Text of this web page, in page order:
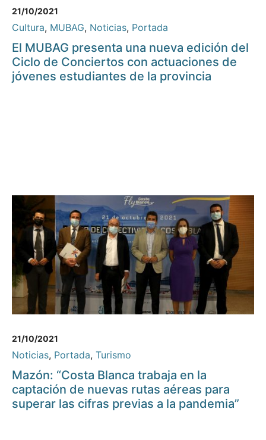
21/10/2021
Cultura, MUBAG, Noticias, Portada
El MUBAG presenta una nueva edición del
Ciclo de Conciertos con actuaciones de
jóvenes estudiantes de la provincia
21/10/2021
Noticias, Portada, Turismo
Mazón: “Costa Blanca trabaja en la
captación de nuevas rutas aéreas para
superar las cifras previas a la pandemia”